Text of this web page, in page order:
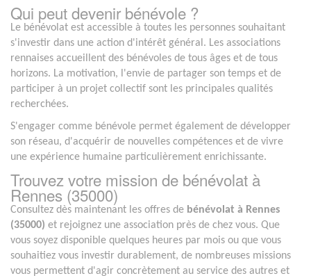
Qui peut devenir bénévole ?
Le bénévolat est accessible à toutes les personnes souhaitant
s'investir dans une action d'intérêt général. Les associations
rennaises accueillent des bénévoles de tous âges et de tous
horizons. La motivation, l'envie de partager son temps et de
participer à un projet collectif sont les principales qualités
recherchées.
S'engager comme bénévole permet également de développer
son réseau, d'acquérir de nouvelles compétences et de vivre
une expérience humaine particulièrement enrichissante.
Trouvez votre mission de bénévolat à
Rennes (35000)
Consultez dès maintenant les offres de bénévolat à Rennes
(35000) et rejoignez une association près de chez vous. Que
vous soyez disponible quelques heures par mois ou que vous
souhaitiez vous investir durablement, de nombreuses missions
vous permettent d'agir concrètement au service des autres et